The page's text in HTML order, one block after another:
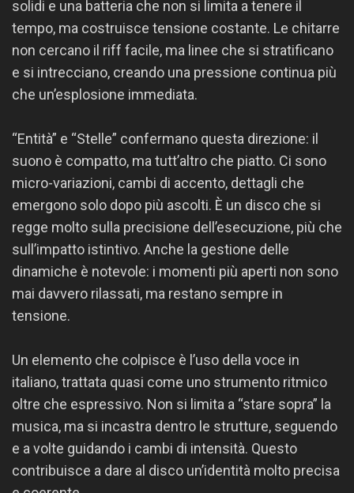
solidi e una batteria che non si limita a tenere il
tempo, ma costruisce tensione costante. Le chitarre
non cercano il riff facile, ma linee che si stratificano
e si intrecciano, creando una pressione continua più
che un’esplosione immediata.
“Entità” e “Stelle” confermano questa direzione: il
suono è compatto, ma tutt’altro che piatto. Ci sono
micro-variazioni, cambi di accento, dettagli che
emergono solo dopo più ascolti. È un disco che si
regge molto sulla precisione dell’esecuzione, più che
sull’impatto istintivo. Anche la gestione delle
dinamiche è notevole: i momenti più aperti non sono
mai davvero rilassati, ma restano sempre in
tensione.
Un elemento che colpisce è l’uso della voce in
italiano, trattata quasi come uno strumento ritmico
oltre che espressivo. Non si limita a “stare sopra” la
musica, ma si incastra dentro le strutture, seguendo
e a volte guidando i cambi di intensità. Questo
contribuisce a dare al disco un’identità molto precisa